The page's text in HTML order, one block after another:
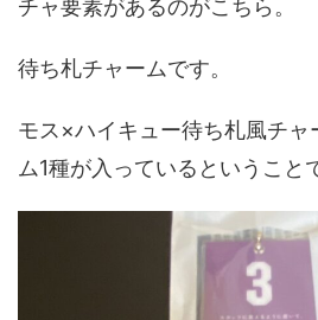
チャ要素があるのがこちら。
待ち札チャームです。
モス×ハイキュー待ち札風チャ
ム1種が入っているということ